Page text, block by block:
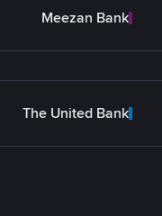
Meezan Bank
The United Bank